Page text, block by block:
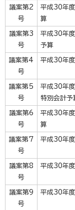
議案第2
号
平成30年
算
議案第3
号
平成30年
予算
議案第4
号
平成30年
議案第5
号
平成30年
特別会計予
議案第6
号
平成30年
算
議案第7
号
平成30年
議案第8
号
平成30年
議案第9
号
平成30年